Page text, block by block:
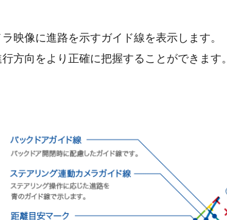
映像に進路を示すガイド線を表示します。
方向をより正確に把握することができます。